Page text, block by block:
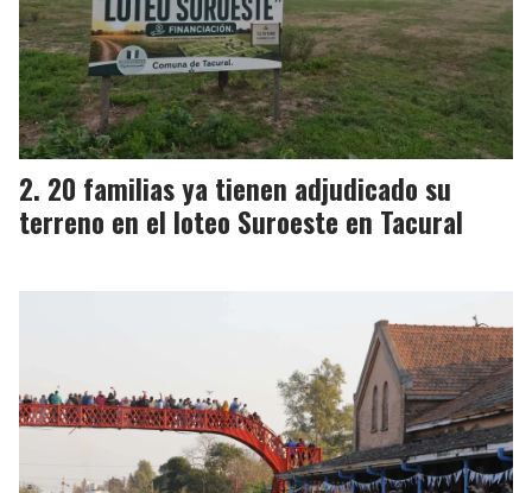
20 familias ya tienen adjudicado su
terreno en el loteo Suroeste en Tacural